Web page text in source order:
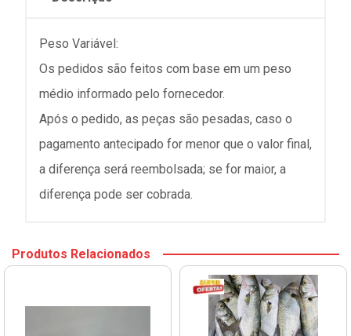
Peso Variável:
Os pedidos são feitos com base em um peso
médio informado pelo fornecedor.
Após o pedido, as peças são pesadas, caso o
pagamento antecipado for menor que o valor final,
a diferença será reembolsada; se for maior, a
diferença pode ser cobrada.
Produtos Relacionados